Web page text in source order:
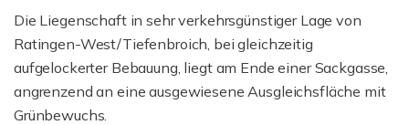
Die Liegenschaft in sehr verkehrsgünstiger Lage von
Ratingen-West/Tiefenbroich, bei gleichzeitig
aufgelockerter Bebauung, liegt am Ende einer Sackgasse,
angrenzend an eine ausgewiesene Ausgleichsfläche mit
Grünbewuchs.